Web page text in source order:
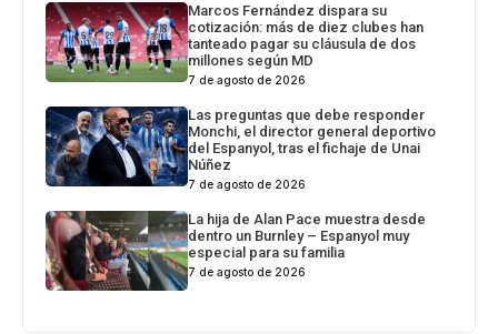
Marcos Fernández dispara su
cotización: más de diez clubes han
tanteado pagar su cláusula de dos
millones según MD
7 de agosto de 2026
Las preguntas que debe responder
Monchi, el director general deportivo
del Espanyol, tras el fichaje de Unai
Núñez
7 de agosto de 2026
La hija de Alan Pace muestra desde
dentro un Burnley – Espanyol muy
especial para su familia
7 de agosto de 2026